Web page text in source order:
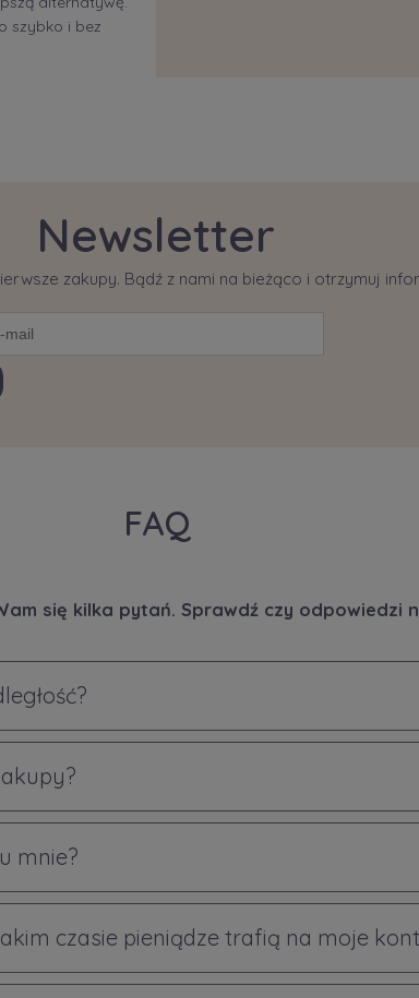
szybko i bez
Newsletter
zakupy. Bądź z nami na bieżąco i otrzymuj
FAQ
się kilka pytań. Sprawdź czy odpowiedzi
mnie?
czasie pieniądze trafią na moje